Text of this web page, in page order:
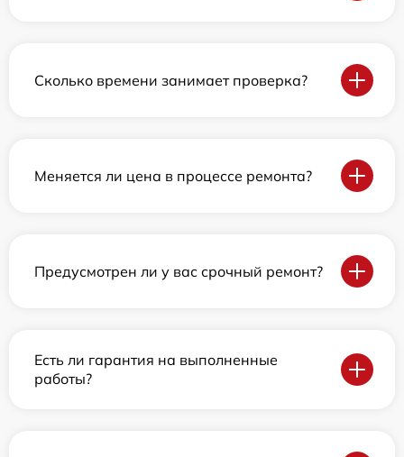
Сколько времени занимает проверка?
Меняется ли цена в процессе ремонта?
Предусмотрен ли у вас срочный ремонт?
Есть ли гарантия на выполненные
работы?